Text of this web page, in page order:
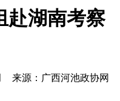
赴湖南考察
来源：广西河池政协网